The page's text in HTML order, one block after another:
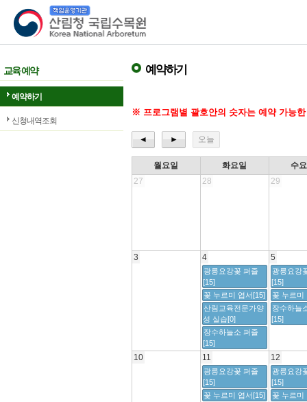
산림청 국립수목원
교육 예약
예약하기
신청내역조회
예약하기
※ 프로그램별 괄호안의 숫자는 예약 가능
◄ ► 오늘
월요일 화요일
수
27
28 29
3 4 5
10 11 12
광릉요강꽃 퍼즐
[15]
광릉요강
[15]
꽃 누르미 엽서[15]
꽃 누르미
산림교육전문가양
성 실습[0]
장수하늘
[15]
장수하늘소 퍼즐
[15]
광릉요강꽃 퍼즐
[15]
광릉요강
[15]
꽃 누르미 엽서[15]
꽃 누르미